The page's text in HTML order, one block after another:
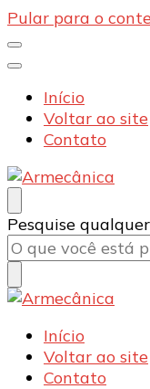
Pular para o
Início
Voltar ao site
Contato
Armecânica
Blog
Procurando
algo?
Pesquise
Armecânica
Blog
Início
Voltar ao site
Contato